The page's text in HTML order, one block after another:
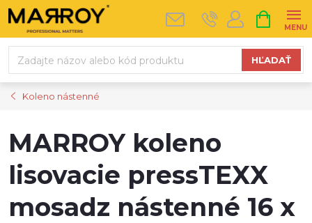
Prejsť
na
HĽADAŤ
KOŠÍK
Koleno nástenné
MARROY koleno
lisovacie pressTEXX
mosadz nástenné 16 x